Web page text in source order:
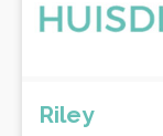
Riley